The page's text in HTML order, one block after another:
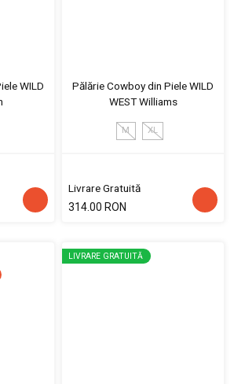
WILD
Pălărie Cowboy din Piele WILD
WEST Williams
M XL
Livrare Gratuită
314.00 RON
LIVRARE GRATUITĂ